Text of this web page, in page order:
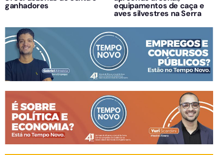
ganhadores equipamentos de caça e
aves silvestres na Serra